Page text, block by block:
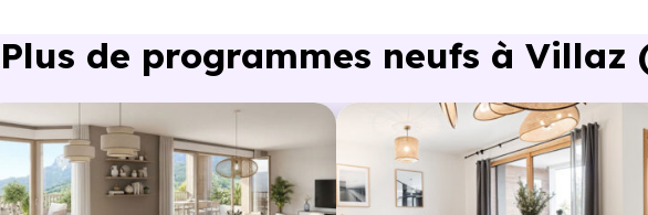
Ecole primaire publique Villaz à 2.3 km, soit 4 min en voiture ou à
Ecole secondaire privée hors contrat Anne de Guigne à 4.3 km, soit
Lycée :
Lycée polyvalent Louis Lachenal à 5.2 km, soit 8 min en voiture ou
Plus de programmes neufs à Villaz